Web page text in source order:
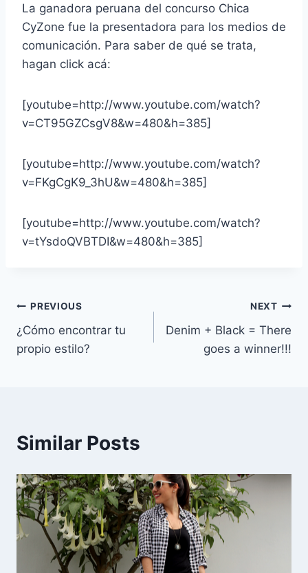
La ganadora peruana del concurso Chica
CyZone fue la presentadora para los medios de
comunicación. Para saber de qué se trata,
hagan click acá:
[youtube=http://www.youtube.com/watch?
v=CT95GZCsgV8&w=480&h=385]
[youtube=http://www.youtube.com/watch?
v=FKgCgK9_3hU&w=480&h=385]
[youtube=http://www.youtube.com/watch?
v=tYsdoQVBTDI&w=480&h=385]
Navegación
de
PREVIOUS
¿Cómo encontrar tu
propio estilo?
NEXT
Denim + Black = There
goes a winner!!!
Similar Posts